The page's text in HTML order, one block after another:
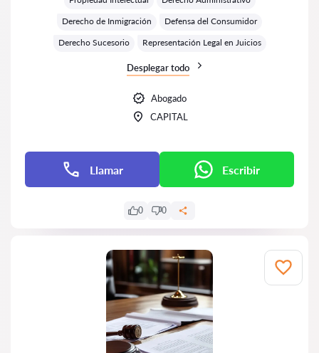
Derecho de Inmigración
Defensa del Consumidor
Derecho Sucesorio
Representación Legal en Juicios
Desplegar todo
Abogado
CAPITAL
Llamar Escribir
0 0